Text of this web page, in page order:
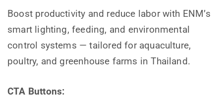
Boost productivity and reduce labor with ENM’s
smart lighting, feeding, and environmental
control systems — tailored for aquaculture,
poultry, and greenhouse farms in Thailand.
CTA Buttons: